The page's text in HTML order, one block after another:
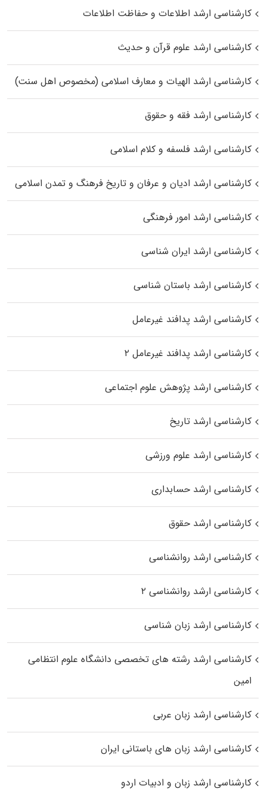
کارشناسی ارشد اطلاعات و حفاظت اطلاعات
کارشناسی ارشد علوم قرآن و حدیث
کارشناسی ارشد الهیات و معارف اسلامی (مخصوص اهل سنت)
کارشناسی ارشد فقه و حقوق
کارشناسی ارشد فلسفه و کلام اسلامی
کارشناسی ارشد ادیان و عرفان و تاریخ فرهنگ و تمدن اسلامی
کارشناسی ارشد امور فرهنگی
کارشناسی ارشد ایران شناسی
کارشناسی ارشد باستان شناسی
کارشناسی ارشد پدافند غیرعامل
کارشناسی ارشد پدافند غیرعامل ۲
کارشناسی ارشد پژوهش علوم اجتماعی
کارشناسی ارشد تاریخ
کارشناسی ارشد علوم ورزشی
کارشناسی ارشد حسابداری
کارشناسی ارشد حقوق
کارشناسی ارشد روانشناسی
کارشناسی ارشد روانشناسی ۲
کارشناسی ارشد زبان شناسی
کارشناسی ارشد رﺷﺘﻪ ﻫﺎی تخصصی داﻧﺸﮕﺎه ﻋﻠﻮم انتظامی
اﻣﻴﻦ
کارشناسی ارشد زبان عربی
کارشناسی ارشد زبان‌ های باستانی ایران
کارشناسی ارشد زبان و ادبیات اردو